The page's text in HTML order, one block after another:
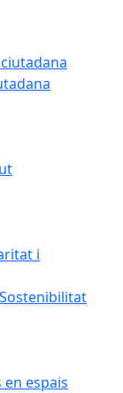
i
espais